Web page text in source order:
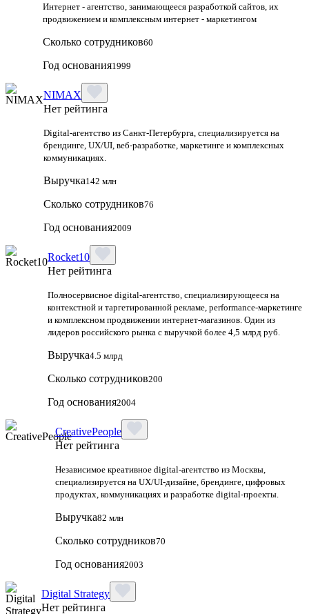
Интернет - агентство, занимающееся разработкой сайтов, их
продвижением и комплексным интернет - маркетингом
Сколько сотрудников60
Год основания1999
NIMAX
Нет рейтинга
Digital-агентство из Санкт-Петербурга, специализируется на
брендинге, UX/UI, веб-разработке, маркетинге и комплексных
коммуникациях.
Выручка142 млн
Сколько сотрудников76
Год основания2009
Rocket10
Нет рейтинга
Полносервисное digital-агентство, специализирующееся на
контекстной и таргетированной рекламе, performance-маркетинге
и комплексном продвижении интернет-магазинов. Один из
лидеров российского рынка с выручкой более 4,5 млрд руб.
Выручка4.5 млрд
Сколько сотрудников200
Год основания2004
CreativePeople
Нет рейтинга
Независимое креативное digital‑агентство из Москвы,
специализируется на UX/UI‑дизайне, брендинге, цифровых
продуктах, коммуникациях и разработке digital‑проекты.
Выручка82 млн
Сколько сотрудников70
Год основания2003
Digital Strategy
Нет рейтинга